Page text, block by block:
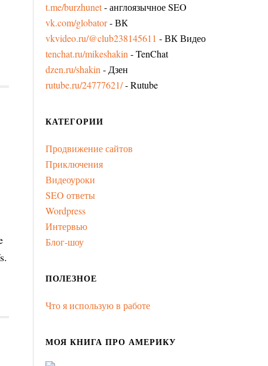
t.me/burzhunet- англоязычное SEO
vk.com/globator- ВК
vkvideo.ru/@club238145611 - ВК Видео
tenchat.ru/mikeshakin - TenChat
dzen.ru/shakin - Дзен
rutube.ru/24777621/- Rutube
КАТЕГОРИИ
Продвижение сайтов
Приключения
Видеоуроки
SEO ответы
Wordpress
Интервью
Блог-шоу
ПОЛЕЗНОЕ
Что я использую в работе
МОЯ КНИГА ПРО АМЕРИКУ